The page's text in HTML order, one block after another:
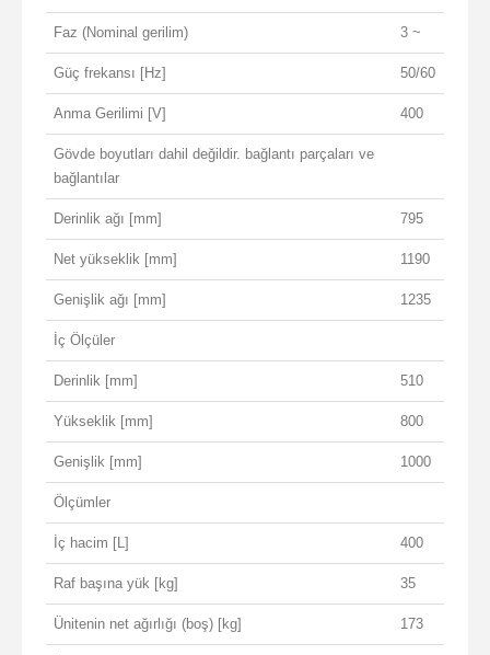
Faz (Nominal gerilim) 3 ~
Güç frekansı [Hz] 50/60
Anma Gerilimi [V] 400
Gövde boyutları dahil değildir. bağlantı parçaları ve
bağlantılar
Derinlik ağı [mm] 795
Net yükseklik [mm] 1190
Genişlik ağı [mm] 1235
İç Ölçüler
Derinlik [mm] 510
Yükseklik [mm] 800
Genişlik [mm] 1000
Ölçümler
İç hacim [L] 400
Raf başına yük [kg] 35
Ünitenin net ağırlığı (boş) [kg] 173